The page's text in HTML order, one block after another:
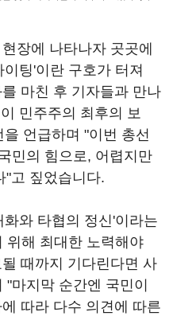
장에 나타나자 곳곳에
팅'이란 구호가 터져
마친 후 기자들과 만나
민주주의 최후의 보
언급하며 "이번 총선
민의 힘으로, 어렵지만
"고 짚었습니다.
와 타협의 정신'이라는
위해 최대한 노력해야
때까지 기다린다면 사
마지막 순간엔 국민이
따라 다수 의견에 따른